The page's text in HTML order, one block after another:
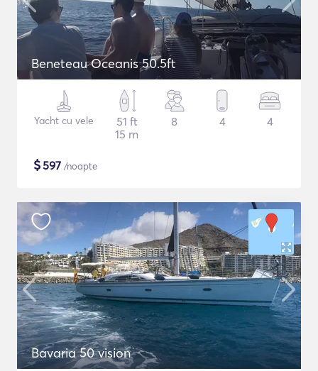
Beneteau Oceanis 50.5ft
Yacht cu vele
51 ft
15 m
8 4 4
$597 /noapte
Bavaria 50 vision